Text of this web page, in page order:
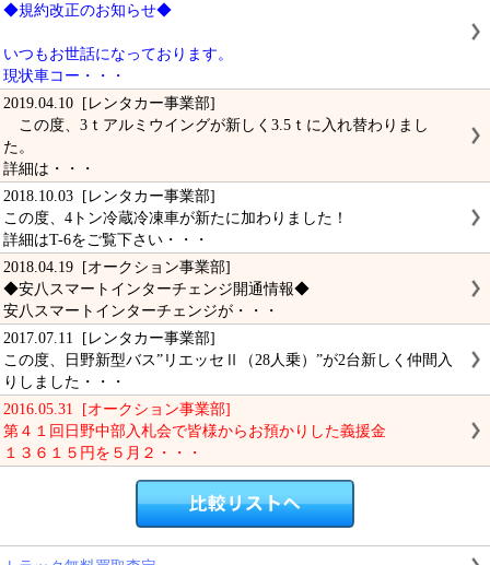
◆規約改正のお知らせ◆
いつもお世話になっております。
現状車コー・・・
2019.04.10 [レンタカー事業部]
この度、3ｔアルミウイングが新しく3.5ｔに入れ替わりまし
た。
詳細は・・・
2018.10.03 [レンタカー事業部]
この度、4トン冷蔵冷凍車が新たに加わりました！
詳細はT-6をご覧下さい・・・
2018.04.19 [オークション事業部]
◆安八スマートインターチェンジ開通情報◆
安八スマートインターチェンジが・・・
2017.07.11 [レンタカー事業部]
この度、日野新型バス”リエッセⅡ（28人乗）”が2台新しく仲間入
りしました・・・
2016.05.31 [オークション事業部]
第４１回日野中部入札会で皆様からお預かりした義援金
１３６１５円を５月２・・・